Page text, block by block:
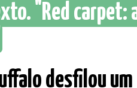
"Red
desfilou